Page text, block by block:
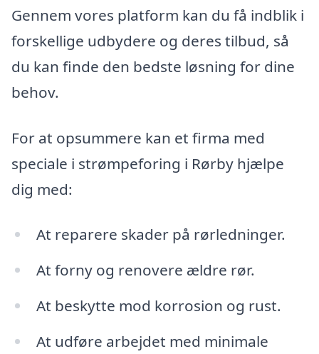
Gennem vores platform kan du få indblik i
forskellige udbydere og deres tilbud, så
du kan finde den bedste løsning for dine
behov.
For at opsummere kan et firma med
speciale i strømpeforing i Rørby hjælpe
dig med:
At reparere skader på rørledninger.
At forny og renovere ældre rør.
At beskytte mod korrosion og rust.
At udføre arbejdet med minimale